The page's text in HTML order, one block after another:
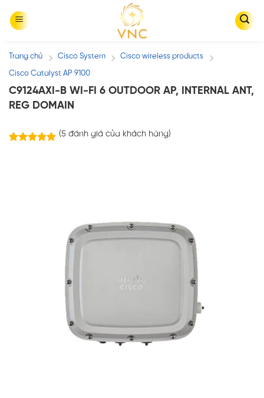
Trang chủ / Cisco System / Cisco wireless products /
Cisco Catalyst AP 9100
C9124AXI-B WI-FI 6 OUTDOOR AP, INTERNAL ANT,
REG DOMAIN
(5 đánh giá của khách hàng)